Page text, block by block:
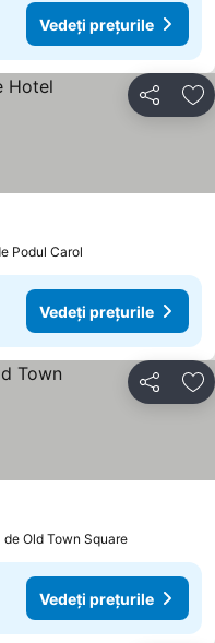
Vedeți prețurile
Distribuiți
Podul Carol
Vedeți prețurile
Distribuiți
Old Town Square
Vedeți prețurile